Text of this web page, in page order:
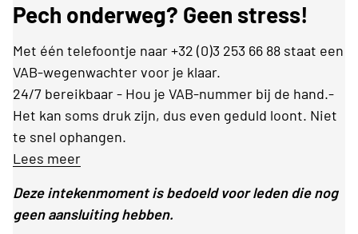
Pech onderweg? Geen stress!
Met één telefoontje naar +32 (0)3 253 66 88 staat een
VAB-wegenwachter voor je klaar.
24/7 bereikbaar - Hou je VAB-nummer bij de hand.-
Het kan soms druk zijn, dus even geduld loont. Niet
te snel ophangen.
Lees meer
Deze intekenmoment is bedoeld voor leden die nog
geen aansluiting hebben.